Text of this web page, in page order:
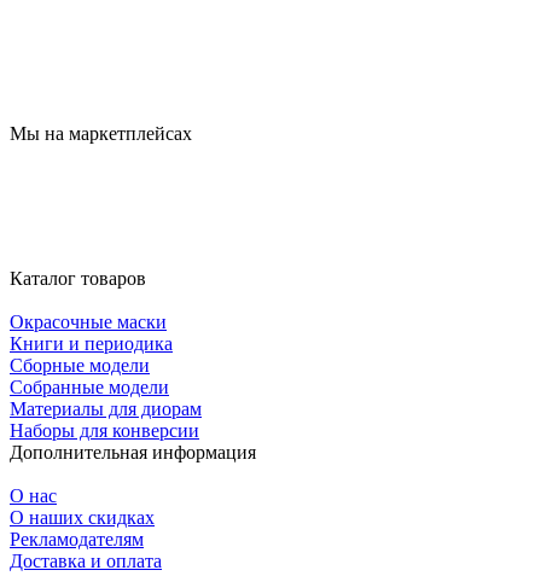
Мы на маркетплейсах
Каталог товаров
Окрасочные маски
Книги и периодика
Сборные модели
Собранные модели
Материалы для диорам
Наборы для конверсии
Дополнительная информация
О нас
О наших скидках
Рекламодателям
Доставка и оплата